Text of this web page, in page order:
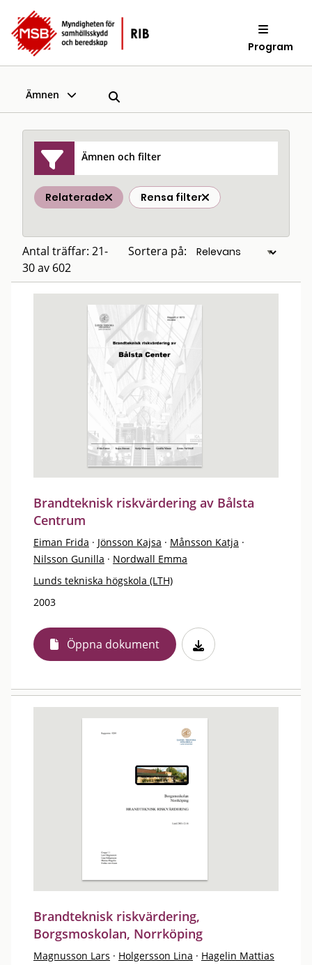
Program
Ämnen
Ämnen och filter
Relaterade Rensa filter
Antal träffar: 21-
30 av 602
Sortera på:
Brandteknisk riskvärdering av Bålsta
Centrum
Eiman Frida · Jönsson Kajsa · Månsson Katja ·
Nilsson Gunilla · Nordwall Emma
Lunds tekniska högskola (LTH)
2003
Öppna dokument
Brandteknisk riskvärdering,
Borgsmoskolan, Norrköping
Magnusson Lars · Holgersson Lina · Hagelin Mattias